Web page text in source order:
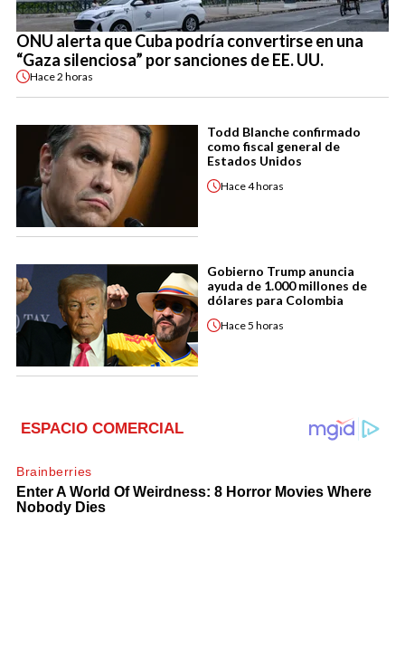
ONU alerta que Cuba podría convertirse en una
“Gaza silenciosa” por sanciones de EE. UU.
Hace2 horas
Todd Blanche confirmado
como fiscal general de
Estados Unidos
Hace4 horas
Gobierno Trump anuncia
ayuda de 1.000 millones de
dólares para Colombia
Hace5 horas